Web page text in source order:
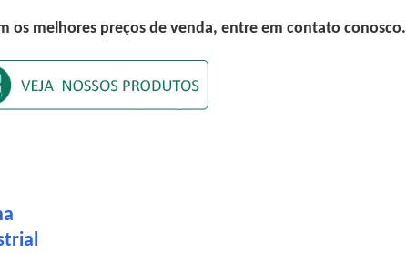
os melhores preços de venda, entre em contato conosco.